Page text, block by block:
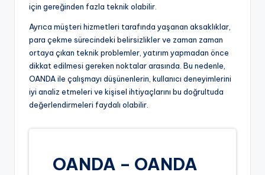
için gereğinden fazla teknik olabilir.
Ayrıca müşteri hizmetleri tarafında yaşanan aksaklıklar,
para çekme sürecindeki belirsizlikler ve zaman zaman
ortaya çıkan teknik problemler, yatırım yapmadan önce
dikkat edilmesi gereken noktalar arasında. Bu nedenle,
OANDA ile çalışmayı düşünenlerin, kullanıcı deneyimlerini
iyi analiz etmeleri ve kişisel ihtiyaçlarını bu doğrultuda
değerlendirmeleri faydalı olabilir.
OANDA – OANDA